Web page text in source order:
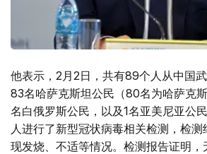
他表示，2月2日，共有89个人从中国
83名哈萨克斯坦公民（80名为哈萨克
名白俄罗斯公民，以及1名亚美尼亚公
人进行了新型冠状病毒相关检测，检
现发烧、不适等情况。检测报告证明，